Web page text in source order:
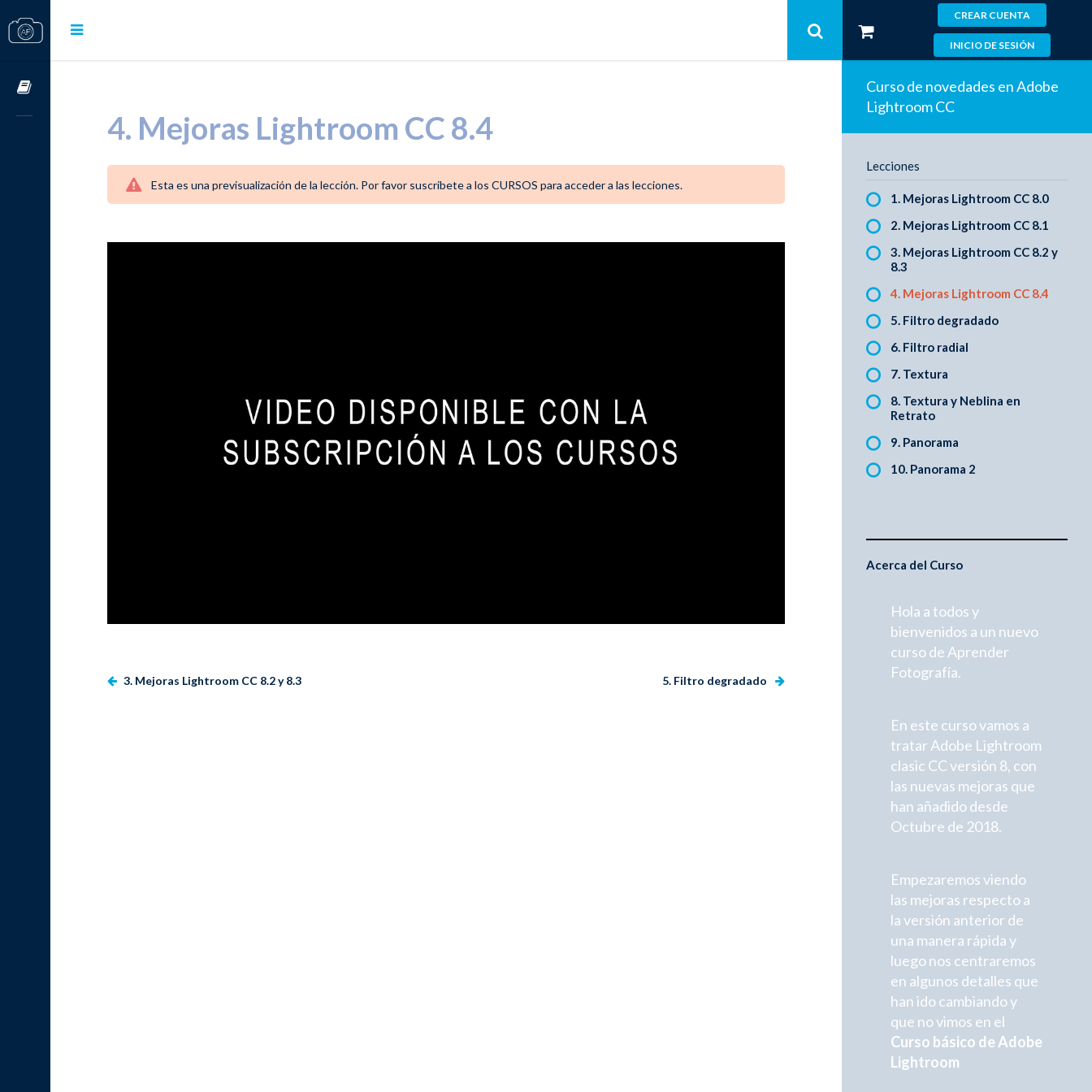
CREAR CUENTA
INICIO DE SESIÓN
4. Mejoras Lightroom CC 8.4
Esta es una previsualización de la lección. Por favor suscribete a los CURSOS para acceder a las lecciones.
3. Mejoras Lightroom CC 8.2 y 8.3 5. Filtro degradado
Curso de novedades en Adobe
Lightroom CC
Lecciones
1. Mejoras Lightroom CC 8.0
2. Mejoras Lightroom CC 8.1
3. Mejoras Lightroom CC 8.2 y
8.3
4. Mejoras Lightroom CC 8.4
5. Filtro degradado
6. Filtro radial
7. Textura
8. Textura y Neblina en
Retrato
9. Panorama
10. Panorama 2
Acerca del Curso
Hola a todos y
bienvenidos a un nuevo
curso de Aprender
Fotografía.
En este curso vamos a
tratar Adobe Lightroom
clasic CC versión 8, con
las nuevas mejoras que
han añadido desde
Octubre de 2018.
Empezaremos viendo
las mejoras respecto a
la versión anterior de
una manera rápida y
luego nos centraremos
en algunos detalles que
han ido cambiando y
que no vimos en el
Curso básico de Adobe
Lightroom